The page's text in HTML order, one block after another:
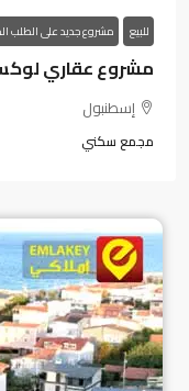
للبيع مشروع جديد على الطلب
مشروع عقاري
إسطنبول
مجمع سكني